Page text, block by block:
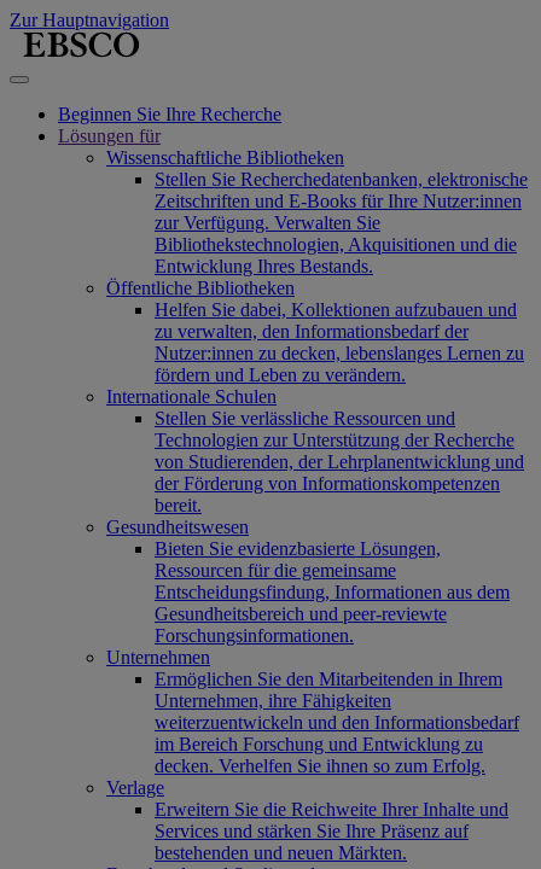
Zur Hauptnavigation
Beginnen Sie Ihre Recherche
Lösungen für
Wissenschaftliche Bibliotheken
Stellen Sie Recherchedatenbanken, elektronische
Zeitschriften und E-Books für Ihre Nutzer:innen
zur Verfügung. Verwalten Sie
Bibliothekstechnologien, Akquisitionen und die
Entwicklung Ihres Bestands.
Öffentliche Bibliotheken
Helfen Sie dabei, Kollektionen aufzubauen und
zu verwalten, den Informationsbedarf der
Nutzer:innen zu decken, lebenslanges Lernen zu
fördern und Leben zu verändern.
Internationale Schulen
Stellen Sie verlässliche Ressourcen und
Technologien zur Unterstützung der Recherche
von Studierenden, der Lehrplanentwicklung und
der Förderung von Informationskompetenzen
bereit.
Gesundheitswesen
Bieten Sie evidenzbasierte Lösungen,
Ressourcen für die gemeinsame
Entscheidungsfindung, Informationen aus dem
Gesundheitsbereich und peer-reviewte
Forschungsinformationen.
Unternehmen
Ermöglichen Sie den Mitarbeitenden in Ihrem
Unternehmen, ihre Fähigkeiten
weiterzuentwickeln und den Informationsbedarf
im Bereich Forschung und Entwicklung zu
decken. Verhelfen Sie ihnen so zum Erfolg.
Verlage
Erweitern Sie die Reichweite Ihrer Inhalte und
Services und stärken Sie Ihre Präsenz auf
bestehenden und neuen Märkten.